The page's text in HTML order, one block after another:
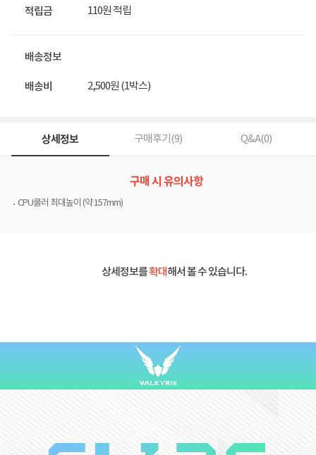
적립금 110원 적립
배송정보
배송비 2,500원 (1박스)
상세정보 구매후기(9) Q&A(0)
구매 시 유의사항
CPU쿨러 최대높이 (약 157mm)
상세정보를확대해서 볼 수 있습니다.